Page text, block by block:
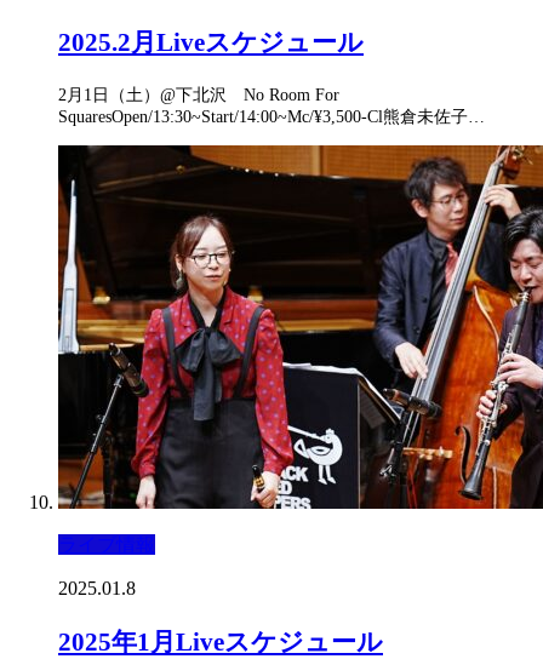
2025.2月Liveスケジュール
2月1日（土）@下北沢 No Room For
SquaresOpen/13:30~Start/14:00~Mc/¥3,500-Cl熊倉未佐子…
ライブ情報
2025.01.8
2025年1月Liveスケジュール